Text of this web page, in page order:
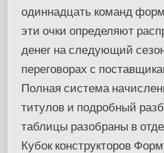
одиннадцать команд
эти очки определяют
денег на следующий
переговорах с
Полная система
титулов и подробный
таблицы разобраны в
Кубок конструкторов